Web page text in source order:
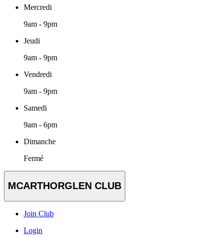
Mercredi
9am - 9pm
Jeudi
9am - 9pm
Vendredi
9am - 9pm
Samedi
9am - 6pm
Dimanche
Fermé
MCARTHORGLEN CLUB
Join Club
Login